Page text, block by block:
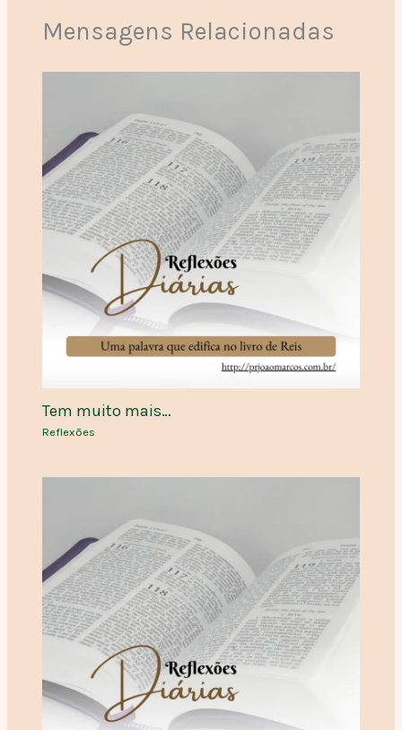
Mensagens Relacionadas
Tem muito mais…
Reflexões